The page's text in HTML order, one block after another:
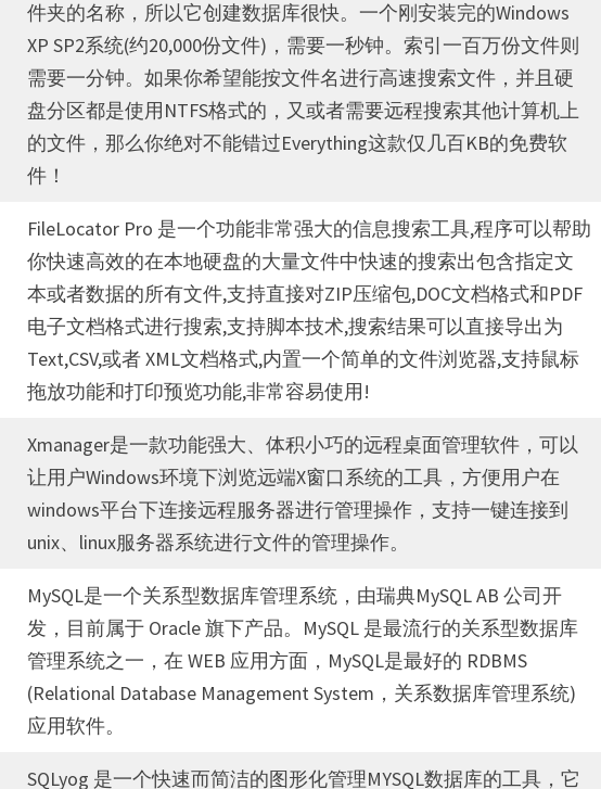
件夹的名称，所以它创建数据库很快。一个刚安装完的Windows
XP SP2系统(约20,000份文件)，需要一秒钟。索引一百万份文件则
需要一分钟。如果你希望能按文件名进行高速搜索文件，并且硬
盘分区都是使用NTFS格式的，又或者需要远程搜索其他计算机上
的文件，那么你绝对不能错过Everything这款仅几百KB的免费软
件！
FileLocator Pro 是一个功能非常强大的信息搜索工具,程序可以帮助
你快速高效的在本地硬盘的大量文件中快速的搜索出包含指定文
本或者数据的所有文件,支持直接对ZIP压缩包,DOC文档格式和PDF
电子文档格式进行搜索,支持脚本技术,搜索结果可以直接导出为
Text,CSV,或者 XML文档格式,内置一个简单的文件浏览器,支持鼠标
拖放功能和打印预览功能,非常容易使用!
Xmanager是一款功能强大、体积小巧的远程桌面管理软件，可以
让用户Windows环境下浏览远端X窗口系统的工具，方便用户在
windows平台下连接远程服务器进行管理操作，支持一键连接到
unix、linux服务器系统进行文件的管理操作。
MySQL是一个关系型数据库管理系统，由瑞典MySQL AB 公司开
发，目前属于 Oracle 旗下产品。MySQL 是最流行的关系型数据库
管理系统之一，在 WEB 应用方面，MySQL是最好的 RDBMS
(Relational Database Management System，关系数据库管理系统)
应用软件。
SQLyog 是一个快速而简洁的图形化管理MYSQL数据库的工具，它